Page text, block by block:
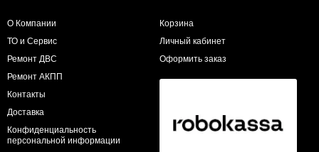
О Компании
ТО и Сервис
​Ремонт ДВС
Ремонт АКПП
Контакты
Доставка
Конфиденциальность
персональной информации
Корзина
Личный кабинет
Оформить заказ